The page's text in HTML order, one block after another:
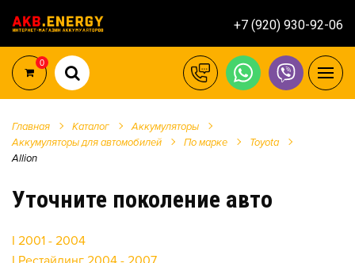
+7 (920) 930-92-06
0
Главная Каталог
Аккумуляторы
Аккумуляторы для автомобилей
По марке
Toyota
Allion
Уточните поколение авто
I 2001 - 2004